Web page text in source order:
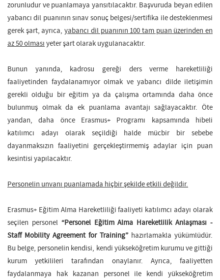
zorunludur ve puanlamaya yansıtılacaktır. Başvuruda beyan edilen
yabancı dil puanının sınav sonuç belgesi/sertifika ile desteklenmesi
gerek şart, ayrıca,yabancı dil puanının 100 tam puan üzerinden en
az 50 olmasıyeter şart olarak uygulanacaktır.
Bunun yanında, kadrosu gereği ders verme hareketliliği
faaliyetinden faydalanamıyor olmak ve yabancı dilde iletişimin
gerekli olduğu bir eğitim ya da çalışma ortamında daha önce
bulunmuş olmak da ek puanlama avantajı sağlayacaktır. Öte
yandan, daha önce Erasmus+ Programı kapsamında hibeli
katılımcı adayı olarak seçildiği halde mücbir bir sebebe
dayanmaksızın faaliyetini gerçekleştirmemiş adaylar için puan
kesintisi yapılacaktır.
Personelin unvanı puanlamada hiçbir şekilde etkili değildir.
Erasmus+ Eğitim Alma Hareketliliği faaliyeti katılımcı adayı olarak
seçilen personel “Personel Eğitim Alma Hareketlilik Anlaşması -
Staff Mobility Agreement for Training” hazırlamakla yükümlüdür.
Bu belge, personelin kendisi, kendi yükseköğretim kurumu ve gittiği
kurum yetkilileri tarafından onaylanır. Ayrıca, faaliyetten
faydalanmaya hak kazanan personel ile kendi yükseköğretim